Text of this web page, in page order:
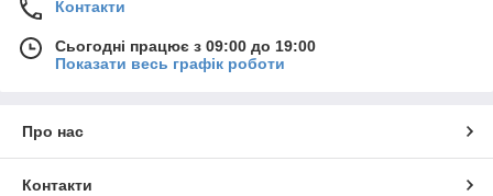
Контакти
Сьогодні працює з 09:00 до 19:00
Показати весь графік роботи
Про нас
Контакти